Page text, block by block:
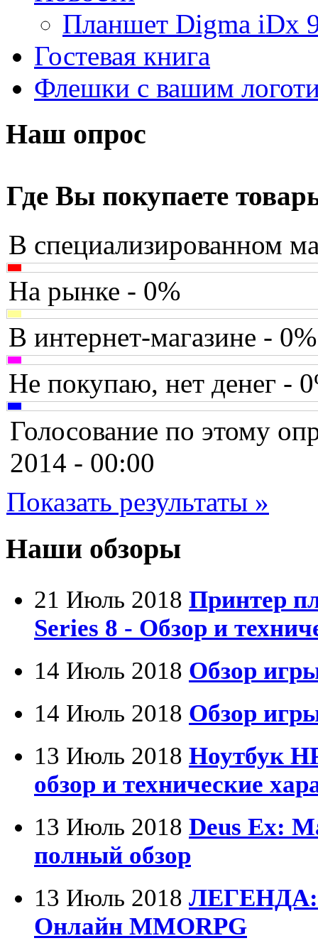
Apple(93)
Apriori(3)
Archos(1)
Armaggeddon
Assistant
Asus(252)
Barnes&noble
Brain(36)
Brava(5)
Canyon(1)
Cbr(1)
Chicony(1)
Codegen(2)
Cooler master(2)
Cube(7)
Cyborg(8)
Datex(1)
(4)
Dell(68)
Dex(3)
Everest(17)
Firtech
(2)
Flyper(1)
Foxconn(1)
Fujitsu(22)
G-cube(2)
Gelezka(4)
Gembird (19)
Gemix(1)
Планшет Digma iDx
Гостевая книга
Флешки с вашим
Наш опрос
Где Вы покупаете
В специализированном
На рынке - 0%
В интернет-магазине - 0%
Не покупаю, нет денег -
Голосование по этому
2014 - 00:00
Показать результаты »
Наши обзоры
21 Июль 2018 Принтер
Series 8 - Обзор и
14 Июль 2018 Обзор
14 Июль 2018 Обзор
13 Июль 2018 Ноутбук
обзор и технические
13 Июль 2018 Deus Ex:
полный обзор
13 Июль 2018
Онлайн MMORPG